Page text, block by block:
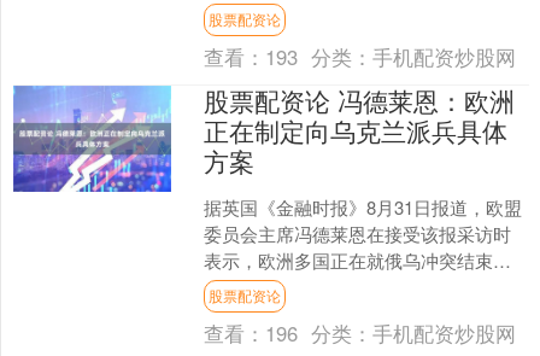
品批发市场信息中心 7.60 5.00 ....
股票配资论
查看： 193 分类：手机配资炒股网
股票配资论 冯德莱恩：欧洲
正在制定向乌克兰派兵具体
方案
据英国《金融时报》8月31日报道，欧盟
委员会主席冯德莱恩在接受该报采访时
表示，欧洲多国正在就俄乌冲突结束后
向乌克兰派遣部队制定具体方案，作为
对乌安全保障的重要内....
股票配资论
查看： 196 分类：手机配资炒股网